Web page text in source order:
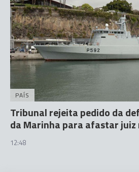
PAÍS
Tribunal rejeita pedido da
da Marinha para afastar
12:48